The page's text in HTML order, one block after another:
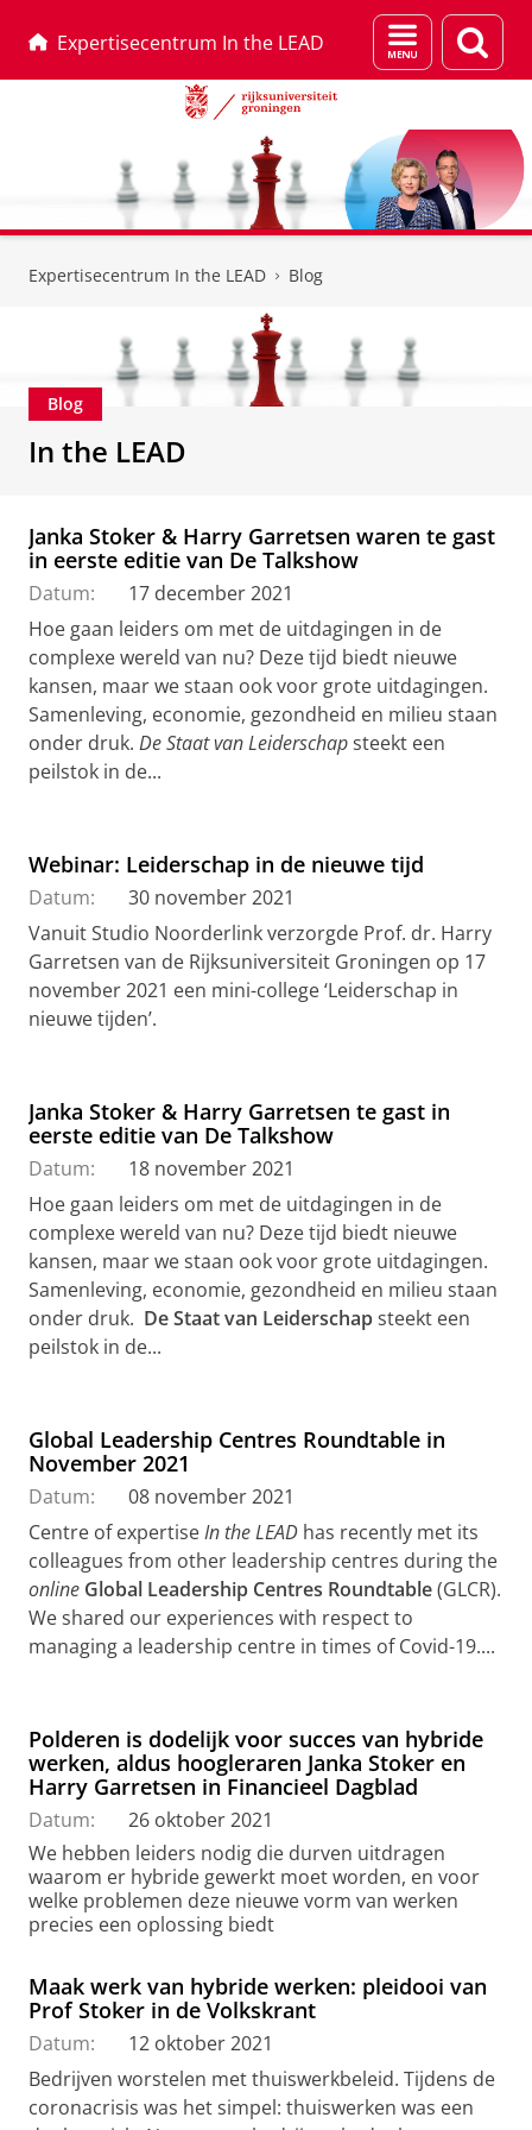
Expertisecentrum In the LEAD
Menu
en
Expertisecentrum In the LEAD Blog
Blog
In the LEAD
Janka Stoker & Harry Garretsen waren te gast
in eerste editie van De Talkshow
Datum:
17 december 2021
Hoe gaan leiders om met de uitdagingen in de
complexe wereld van nu? Deze tijd biedt nieuwe
kansen, maar we staan ook voor grote uitdagingen.
Samenleving, economie, gezondheid en milieu staan
onder druk. De Staat van Leiderschapsteekt een
peilstok in de...
Webinar: Leiderschap in de nieuwe tijd
Datum:
30 november 2021
Vanuit Studio Noorderlink verzorgde Prof. dr. Harry
Garretsen van de Rijksuniversiteit Groningen op 17
november 2021 een mini-college ‘Leiderschap in
nieuwe tijden’.
Janka Stoker & Harry Garretsen te gast in
eerste editie van De Talkshow
Datum:
18 november 2021
Hoe gaan leiders om met de uitdagingen in de
complexe wereld van nu? Deze tijd biedt nieuwe
kansen, maar we staan ook voor grote uitdagingen.
Samenleving, economie, gezondheid en milieu staan
onder druk. De Staat van Leiderschapsteekt een
peilstok in de...
Global Leadership Centres Roundtable in
November 2021
Datum:
08 november 2021
Centre of expertiseIn the LEAD has recently met its
colleagues from other leadership centres during the
online Global Leadership Centres Roundtable(GLCR).
We shared our experiences with respect to
managing a leadership centre in times of Covid-19....
Polderen is dodelijk voor succes van hybride
werken, aldus hoogleraren Janka Stoker en
Harry Garretsen in Financieel Dagblad
Datum:
26 oktober 2021
We hebben leiders nodig die durven uitdragen
waarom er hybride gewerkt moet worden, en voor
welke problemen deze nieuwe vorm van werken
precies een oplossing biedt
Maak werk van hybride werken: pleidooi van
Prof Stoker in de Volkskrant
Datum:
12 oktober 2021
Bedrijven worstelen met thuiswerkbeleid. Tijdens de
coronacrisis was het simpel: thuiswerken was een